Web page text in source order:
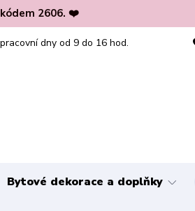
2606. ❤️
dny od 9 do 16 hod.
Bytové dekorace a doplňky